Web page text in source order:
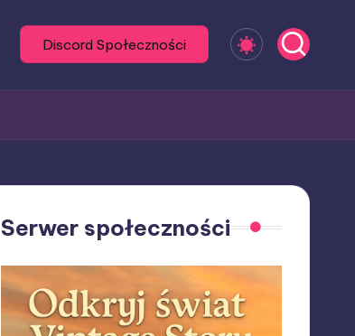
Discord Społeczności
Serwer społeczności